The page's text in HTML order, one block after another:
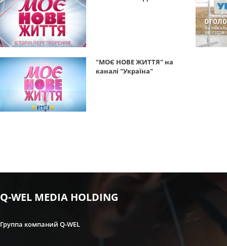
"МОЄ НОВЕ ЖИТТЯ" на
каналі "Україна"
Q-WEL MEDIA HOLDING
Группа компаний Q-WEL